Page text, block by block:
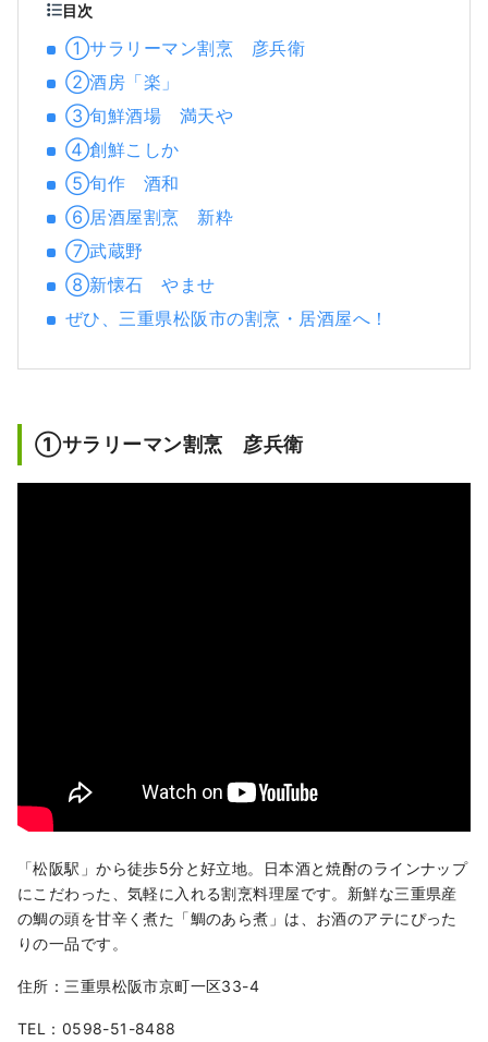
目次
①サラリーマン割烹 彦兵衛
➁酒房「楽」
➂旬鮮酒場 満天や
④創鮮こしか
⑤旬作 酒和
➅居酒屋割烹 新粋
⑦武蔵野
⑧新懐石 やませ
ぜひ、三重県松阪市の割烹・居酒屋へ！
①サラリーマン割烹 彦兵衛
「松阪駅」から徒歩5分と好立地。日本酒と焼酎のラインナップ
にこだわった、気軽に入れる割烹料理屋です。新鮮な三重県産
の鯛の頭を甘辛く煮た「鯛のあら煮」は、お酒のアテにぴった
りの一品です。
住所：三重県松阪市京町一区33-4
TEL：0598-51-8488